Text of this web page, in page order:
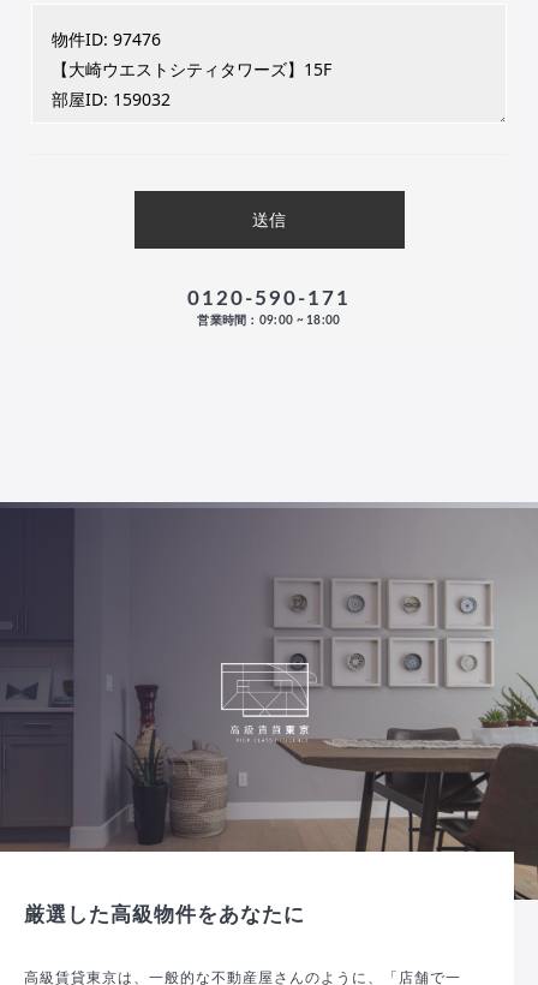
0120-590-171
営業時間：09:00 ~ 18:00
厳選した高級物件をあなたに
高級賃貸東京は、一般的な不動産屋さんのように、「店舗で一